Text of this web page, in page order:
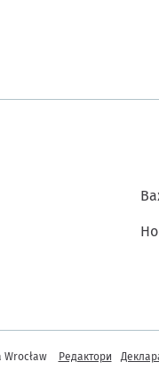
Wrocław Інша
Редактори